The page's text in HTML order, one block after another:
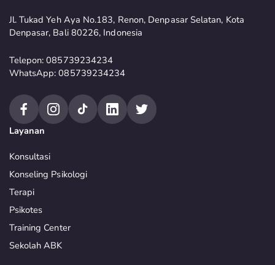
Jl. Tukad Yeh Aya No.183, Renon, Denpasar Selatan, Kota
Denpasar, Bali 80226, Indonesia
Telepon: 085739234234
WhatsApp: 085739234234
Layanan
Konsultasi
Konseling Psikologi
Terapi
Psikotes
Training Center
Sekolah ABK